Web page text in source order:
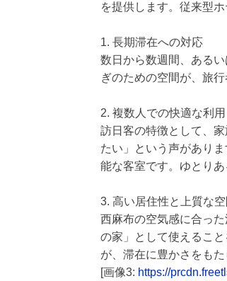
を提供します。従来型
1. 長期滞在への対応
数日から数週間、ある
ぎのための空間が、旅行
2. 複数人での快適な利用
訪日客の特徴として、
たい」という声があり
能な客室です。ゆとりあ
3. 高い居住性と上質な空
西麻布の空気感に合っ
の家」として使えるこ
が、滞在に豊かさをもた
[画像3: https://